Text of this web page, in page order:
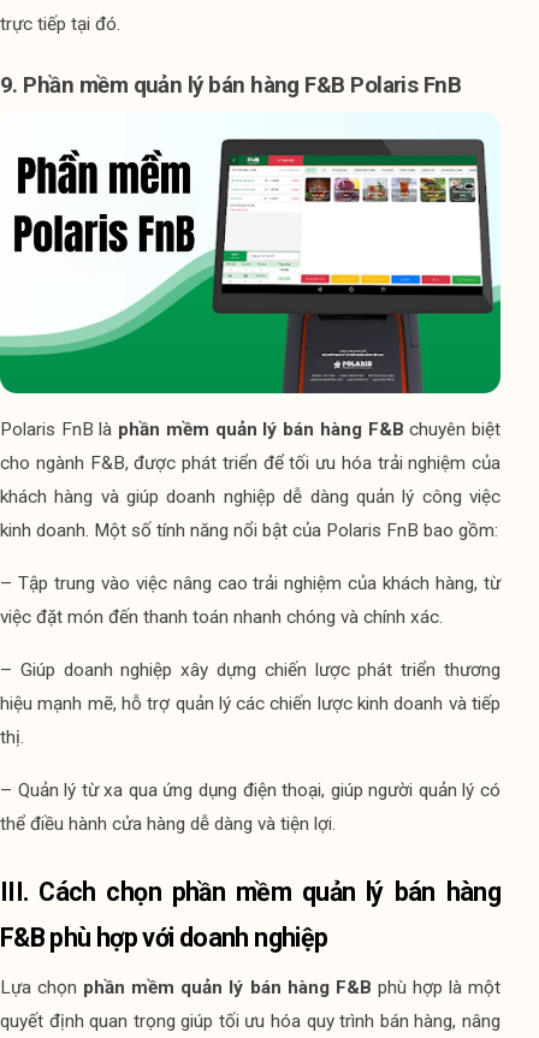
trực tiếp tại đó.
9. Phần mềm quản lý bán hàng F&B Polaris FnB
Polaris FnB là phần mềm quản lý bán hàng F&B chuyên biệt
cho ngành F&B, được phát triển để tối ưu hóa trải nghiệm của
khách hàng và giúp doanh nghiệp dễ dàng quản lý công việc
kinh doanh. Một số tính năng nổi bật của Polaris FnB bao gồm:
– Tập trung vào việc nâng cao trải nghiệm của khách hàng, từ
việc đặt món đến thanh toán nhanh chóng và chính xác.
– Giúp doanh nghiệp xây dựng chiến lược phát triển thương
hiệu mạnh mẽ, hỗ trợ quản lý các chiến lược kinh doanh và tiếp
thị.
– Quản lý từ xa qua ứng dụng điện thoại, giúp người quản lý có
thể điều hành cửa hàng dễ dàng và tiện lợi.
III. Cách chọn phần mềm quản lý bán hàng
F&B phù hợp với doanh nghiệp
Lựa chọn phần mềm quản lý bán hàng F&B phù hợp là một
quyết định quan trọng giúp tối ưu hóa quy trình bán hàng, nâng